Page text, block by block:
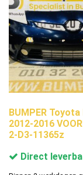
BUMPER
2012-2016
2-D3-11365z
Direct